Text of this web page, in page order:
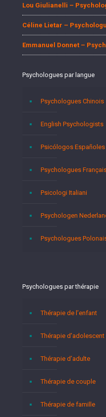
Lou Giulianelli –
Céline Lietar –
Emmanuel Donnet –
Psychologues par langue
Psychologues Chinois
English Psychologists
Psicólogos Españoles
Psychologues
Psicologi Italiani
Psychologen
Psychologues
Psychologues par thérapie
Thérapie de l’enfant
Thérapie d’adolescent
Thérapie d’adulte
Thérapie de couple
Thérapie de famille